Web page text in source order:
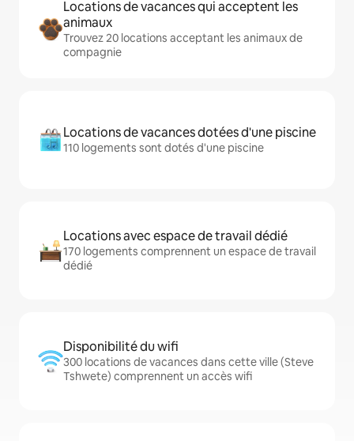
Locations de vacances qui acceptent les
animaux
Trouvez 20 locations acceptant les animaux de
compagnie
Locations de vacances dotées d'une piscine
110 logements sont dotés d'une piscine
Locations avec espace de travail dédié
170 logements comprennent un espace de travail
dédié
Disponibilité du wifi
300 locations de vacances dans cette ville (Steve
Tshwete) comprennent un accès wifi